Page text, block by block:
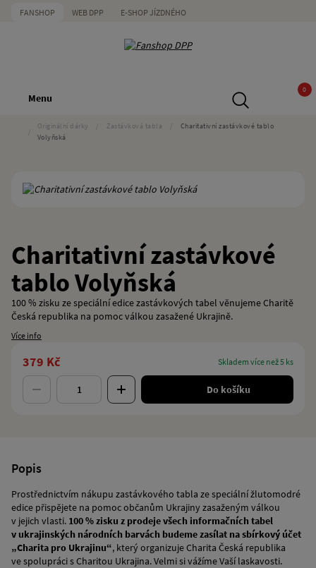
FANSHOP WEB DPP E-SHOP JÍZDNÉHO
Menu
0
Originální dárky Zastávková tabla
Charitativní zastávkové tablo
Volyňská
Charitativní zastávkové
tablo Volyňská
100 % zisku ze speciální edice zastávkových tabel věnujeme Charitě
Česká republika na pomoc válkou zasažené Ukrajině.
Více info
379 Kč skladem více než 5 ks
Do košíku
Popis
Prostřednictvím nákupu zastávkového tabla ze speciální žlutomodré
edice přispějete na pomoc občanům Ukrajiny zasaženým válkou
v jejich vlasti. 100 % zisku z prodeje všech informačních tabel
v ukrajinských národních barvách budeme zasílat na sbírkový účet
„Charita pro Ukrajinu“, který organizuje Charita Česká republika
ve spolupráci s Charitou Ukrajina. Velmi si vážíme Vaší laskavosti.